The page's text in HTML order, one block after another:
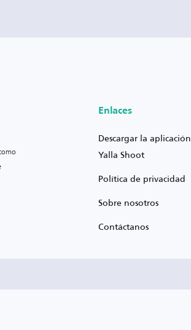
Enlaces
Descargar la aplicación
Yalla Shoot
Política de privacidad
Sobre nosotros
Contáctanos